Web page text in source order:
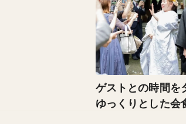
ゲストとの時間を
ゆっくりとした会